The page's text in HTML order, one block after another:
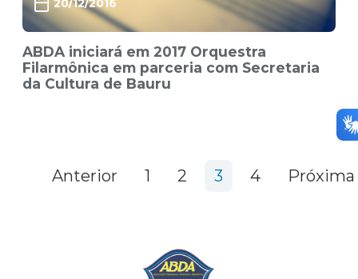
20/12/2016
ABDA iniciará em 2017 Orquestra
Filarmônica em parceria com Secretaria
da Cultura de Bauru
Anterior 1 2 3 4 Próxima